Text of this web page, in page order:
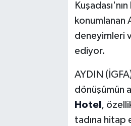
konumlanan
deneyimleri
ediyor.
AYDIN
dönüşümün
Hotel ,
tadına hitap